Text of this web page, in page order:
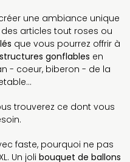
une ambiance unique
articles tout roses ou
que vous pourrez offrir à
structures gonflables en
- coeur, biberon - de la
trouverez ce dont vous
faste, pourquoi ne pas
Un joli bouquet de ballons